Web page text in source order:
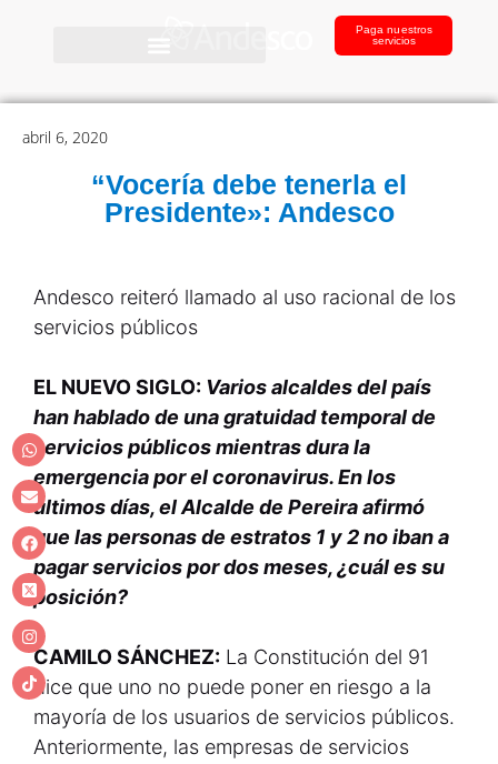
Paga nuestros
servicios
abril 6, 2020
“Vocería debe tenerla el
Presidente»: Andesco
Andesco reiteró llamado al uso racional de los
servicios públicos
EL NUEVO SIGLO: Varios alcaldes del país
han hablado de una gratuidad temporal de
servicios públicos mientras dura la
emergencia por el coronavirus. En los
últimos días, el Alcalde de Pereira afirmó
que las personas de estratos 1 y 2 no iban a
pagar servicios por dos meses, ¿cuál es su
posición?
CAMILO SÁNCHEZ: La Constitución del 91
dice que uno no puede poner en riesgo a la
mayoría de los usuarios de servicios públicos.
Anteriormente, las empresas de servicios